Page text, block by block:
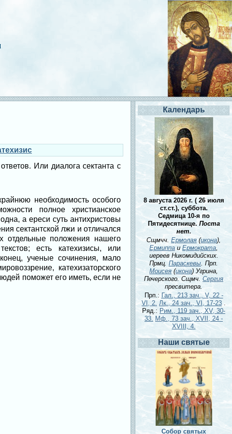
Или диалога сектанта с
необходимость особого
полное христианское
а ереси суть антихристовы
сектантской лжи и отличался
отдельные положения нашего
есть катехизисы, или
ученые сочинения, мало
катехизаторского
поможет его иметь, если не
Календарь
8 августа 2026 г. ( 26 июля
ст.ст.), суббота.
Седмица 10-я по
Пятидесятнице. Поста
нет.
Сщмчч. Ермолая (икона),
Ермиппа и Ермократа,
иереев Никомидийских.
Прмц.Параскевы. Прп.
Моисея (икона) Угрина,
Печерского. Сщмч. Сергия
пресвитера.
Прп.: Гал., 213 зач., V, 22 -
VI, 2. Лк., 24 зач., VI, 17-23 .
Ряд.: Рим., 119 зач., XV, 30-
33. Мф., 73 зач., XVII, 24 -
XVIII, 4.
Наши святые
Собор святых